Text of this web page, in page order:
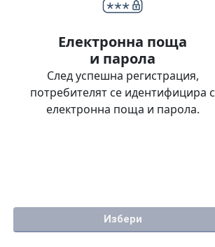
Електронна поща
и парола
След успешна регистрация,
потребителят се идентифицира с
електронна поща и парола.
Избери